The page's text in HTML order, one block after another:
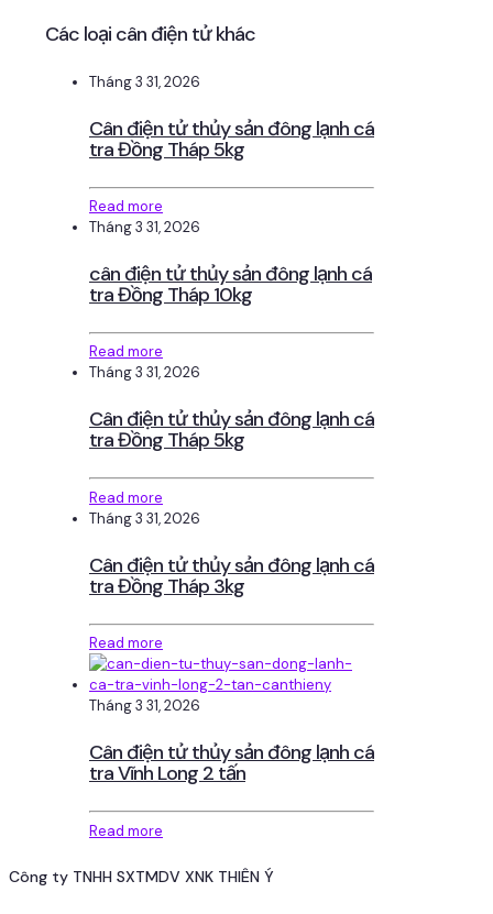
Các loại cân điện tử khác
Tháng 3 31, 2026
Cân điện tử thủy sản đông lạnh cá
tra Đồng Tháp 5kg
Read more
Tháng 3 31, 2026
cân điện tử thủy sản đông lạnh cá
tra Đồng Tháp 10kg
Read more
Tháng 3 31, 2026
Cân điện tử thủy sản đông lạnh cá
tra Đồng Tháp 5kg
Read more
Tháng 3 31, 2026
Cân điện tử thủy sản đông lạnh cá
tra Đồng Tháp 3kg
Read more
Tháng 3 31, 2026
Cân điện tử thủy sản đông lạnh cá
tra Vĩnh Long 2 tấn
Read more
Công ty TNHH SXTMDV XNK THIÊN Ý